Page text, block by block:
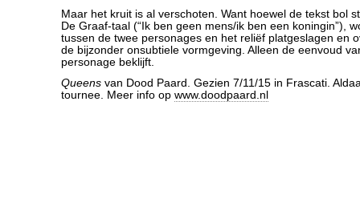
Maar het kruit is al verschoten. Want hoewel de tekst bol
De Graaf-taal (“Ik ben geen mens/ik ben een koningin”),
tussen de twee personages en het reliëf platgeslagen en
de bijzonder onsubtiele vormgeving. Alleen de eenvoud
personage beklijft.
Queens van Dood Paard. Gezien 7/11/15 in Frascati.
tournee. Meer info op www.doodpaard.nl